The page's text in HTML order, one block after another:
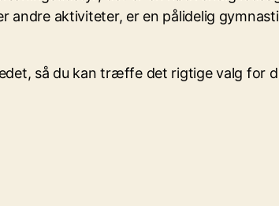
andre aktiviteter, er en pålidelig
så du kan træffe det rigtige valg for